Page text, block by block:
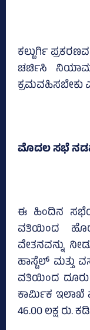
ಕಲ್ಬುರ್ಗಿ
ಚರ್ಚಿಸಿ
ಕ್ರಮವಹಿಸಬೇಕು
ಮೊದಲ ಸಭೆ
ಈ ಹಿಂದಿನ
ವತಿಯಿಂದ
ವೇತನವನ್ನು
ಹಾಸ್ಟೆಲ್‌ ಮತ್ತು
ವತಿಯಿಂದ ದೂರು
ಕಾರ್ಮಿಕ ಇಲಾಖೆ
46.00 ಲಕ್ಷ ರು.